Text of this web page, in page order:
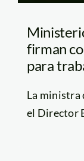
firman
para
La ministra
el Director